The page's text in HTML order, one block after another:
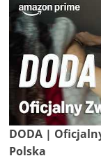
DODA |
Polska